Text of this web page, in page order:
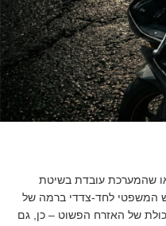
שהמערכת עובדת בשיטת
המשפטי לחד-צדדי ברמה של
של האזרח הפשוט – כן, גם